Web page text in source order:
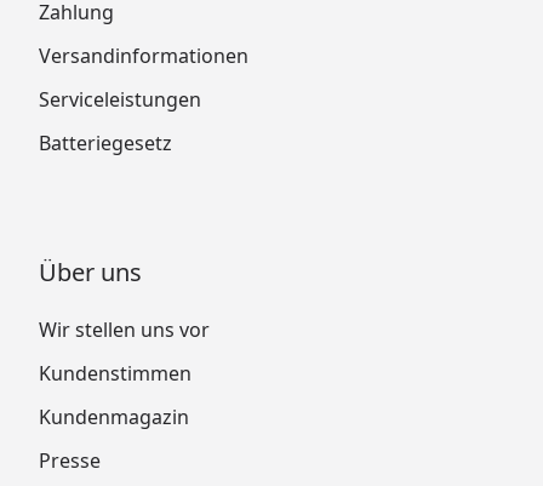
Zahlung
Versandinformationen
Serviceleistungen
Batteriegesetz
Über uns
Wir stellen uns vor
Kundenstimmen
Kundenmagazin
Presse